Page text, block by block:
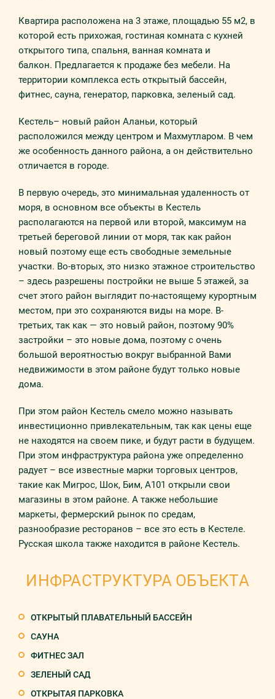
Квартира расположена на 3 этаже, площадью 55 м2, в
которой есть прихожая, гостиная комната с кухней
открытого типа, спальня, ванная комната и
балкон. Предлагается к продаже без мебели. На
территории комплекса есть открытый бассейн,
фитнес, сауна, генератор, парковка, зеленый сад.
Кестель– новый район Аланьи, который
расположился между центром и Махмутларом. В чем
же особенность данного района, а он действительно
отличается в городе.
В первую очередь, это минимальная удаленность от
моря, в основном все объекты в Кестель
располагаются на первой или второй, максимум на
третьей береговой линии от моря, так как район
новый поэтому еще есть свободные земельные
участки. Во-вторых, это низко этажное строительство
– здесь разрешены постройки не выше 5 этажей, за
счет этого район выглядит по-настоящему курортным
местом, при это сохраняются виды на море. В-
третьих, так как — это новый район, поэтому 90%
застройки – это новые дома, поэтому с очень
большой вероятностью вокруг выбранной Вами
недвижимости в этом районе будут только новые
дома.
При этом район Кестель смело можно называть
инвестиционно привлекательным, так как цены еще
не находятся на своем пике, и будут расти в будущем.
При этом инфраструктура района уже определенно
радует – все известные марки торговых центров,
такие как Мигрос, Шок, Бим, А101 открыли свои
магазины в этом районе. А также небольшие
маркеты, фермерский рынок по средам,
разнообразие ресторанов – все это есть в Кестеле.
Русская школа также находится в районе Кестель.
ИНФРАСТРУКТУРА ОБЪЕКТА
ОТКРЫТЫЙ ПЛАВАТЕЛЬНЫЙ БАССЕЙН
САУНА
ФИТНЕС ЗАЛ
ЗЕЛЕНЫЙ САД
ОТКРЫТАЯ ПАРКОВКА